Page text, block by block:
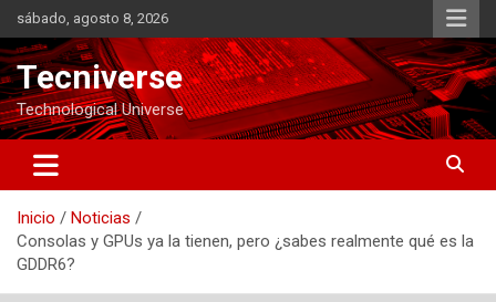
Saltar
al
contenido
sábado, agosto 8, 2026
Tecniverse
Technological Universe
Inicio
Noticias
Consolas y GPUs ya la tienen, pero ¿sabes realmente qué es la
GDDR6?